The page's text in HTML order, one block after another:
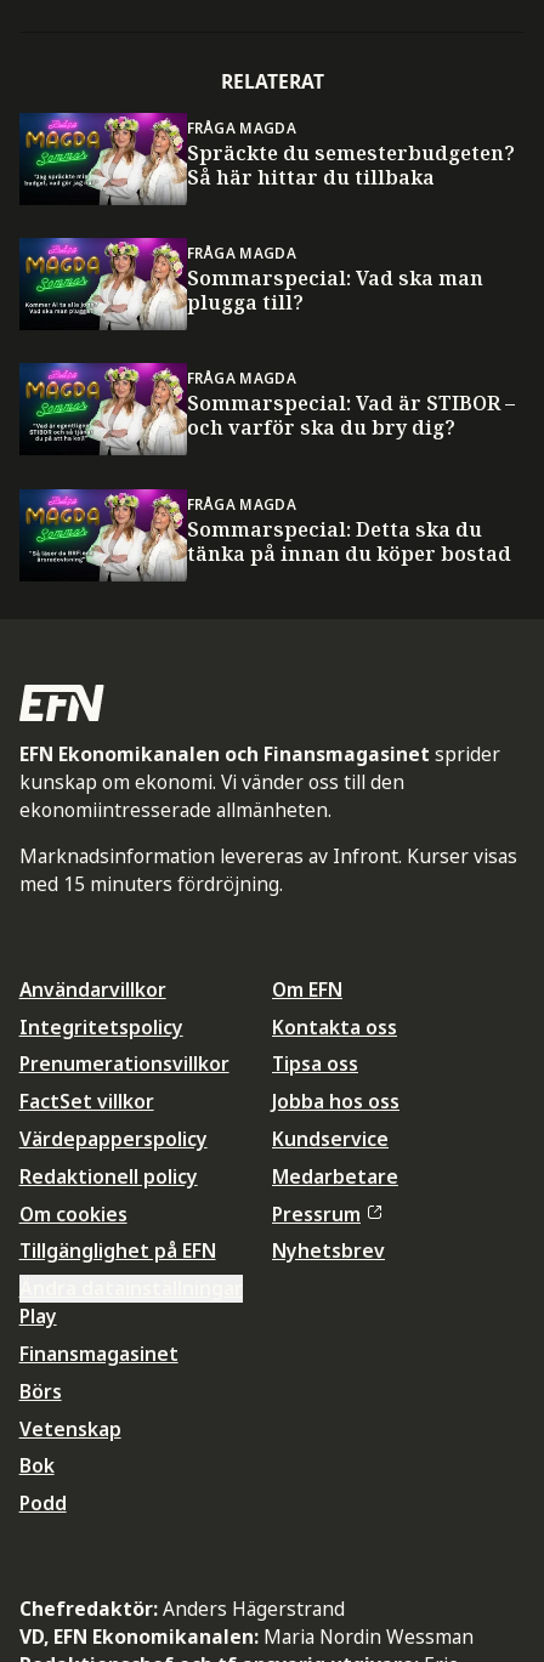
RELATERAT
FRÅGA MAGDA
Spräckte du semesterbudgeten?
Så här hittar du tillbaka
FRÅGA MAGDA
Sommarspecial: Vad ska man
plugga till?
FRÅGA MAGDA
Sommarspecial: Vad är STIBOR –
och varför ska du bry dig?
FRÅGA MAGDA
Sommarspecial: Detta ska du
tänka på innan du köper bostad
EFN Ekonomikanalen och Finansmagasinet sprider
kunskap om ekonomi. Vi vänder oss till den
ekonomiintresserade allmänheten.
Marknadsinformation levereras av Infront. Kurser visas
med 15 minuters fördröjning.
Användarvillkor
Integritetspolicy
Prenumerationsvillkor
FactSet villkor
Värdepapperspolicy
Redaktionell policy
Om cookies
Tillgänglighet på EFN
Om EFN
Kontakta oss
Tipsa oss
Jobba hos oss
Kundservice
Medarbetare
Pressrum
Nyhetsbrev
Play
Finansmagasinet
Börs
Vetenskap
Bok
Podd
Chefredaktör:Anders Hägerstrand
VD, EFN Ekonomikanalen: Maria Nordin Wessman